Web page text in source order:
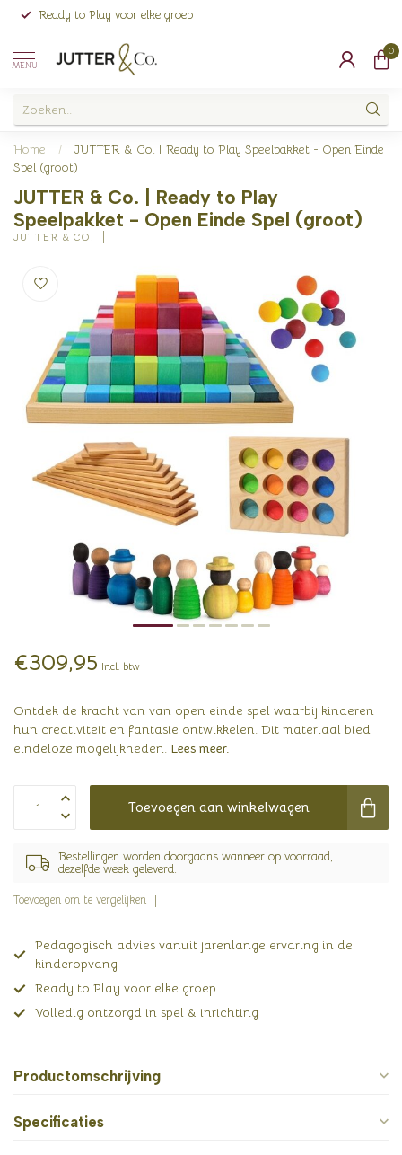
Ready to Play voor elke groep
MENU
0
Home /
JUTTER & Co. | Ready to Play Speelpakket - Open Einde
Spel (groot)
JUTTER & Co. | Ready to Play
Speelpakket - Open Einde Spel (groot)
JUTTER & CO.
€309,95 Incl. btw
Ontdek de kracht van van open einde spel waarbij kinderen
hun creativiteit en fantasie ontwikkelen. Dit materiaal bied
eindeloze mogelijkheden. Lees meer.
Toevoegen aan winkelwagen
Bestellingen worden doorgaans wanneer op voorraad,
dezelfde week geleverd.
Toevoegen om te vergelijken
Pedagogisch advies vanuit jarenlange ervaring in de
kinderopvang
Ready to Play voor elke groep
Volledig ontzorgd in spel & inrichting
Productomschrijving
Specificaties